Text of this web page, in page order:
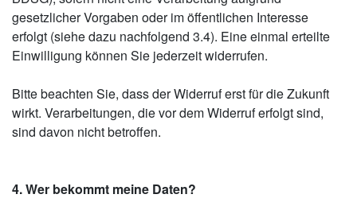
gesetzlicher Vorgaben oder im öffentlichen Interesse
erfolgt (siehe dazu nachfolgend 3.4). Eine einmal erteilte
Einwilligung können Sie jederzeit widerrufen.
Bitte beachten Sie, dass der Widerruf erst für die Zukunft
wirkt. Verarbeitungen, die vor dem Widerruf erfolgt sind,
sind davon nicht betroffen.
4. Wer bekommt meine Daten?